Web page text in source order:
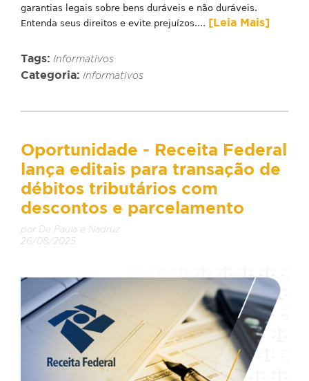
garantias legais sobre bens duráveis e não duráveis.
Entenda seus direitos e evite prejuízos.... [Leia Mais]
Tags: Informativos
Categoria: Informativos
Oportunidade - Receita Federal
lança editais para transação de
débitos tributários com
descontos e parcelamento
por De Paula e Nadruz
26/08/2025